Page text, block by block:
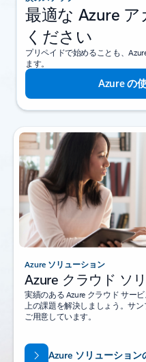
最適な Azure
ください
プリペイドで始めることも、
ます。
Azure の
Azure ソリューション
Azure クラウド ソ
実績のある Azure クラウド サー
上の課題を解決しましょう。サ
ご用意しています。
Azure ソリューション